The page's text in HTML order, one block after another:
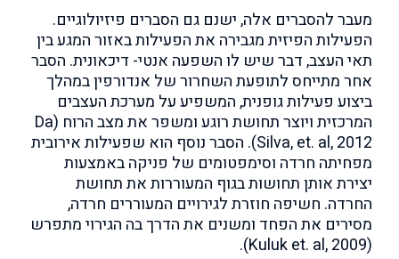
מעבר להסברים אלה, ישנם גם הסברים פיזיולוגיים.
הפעילות הפיזית מגבירה את הפעילות באזור המגע בין
תאי העצב, דבר שיש לו השפעה אנטי- דיכאונית. הסבר
אחר מתייחס לתופעת השחרור של אנדורפין במהלך
ביצוע פעילות גופנית, המשפיע על מערכת העצבים
המרכזית ויוצר תחושת רוגע ומשפר את מצב הרוח (Da
Silva, et. al, 2012). הסבר נוסף הוא שפעילות אירובית
מפחיתה חרדה וסימפטומים של פניקה באמצעות
יצירת אותן תחושות בגוף המעוררות את תחושת
החרדה. חשיפה חוזרת לגירויים המעוררים חרדה,
מסירים את הפחד ומשנים את הדרך בה הגירוי מתפרש
(Kuluk et. al, 2009).